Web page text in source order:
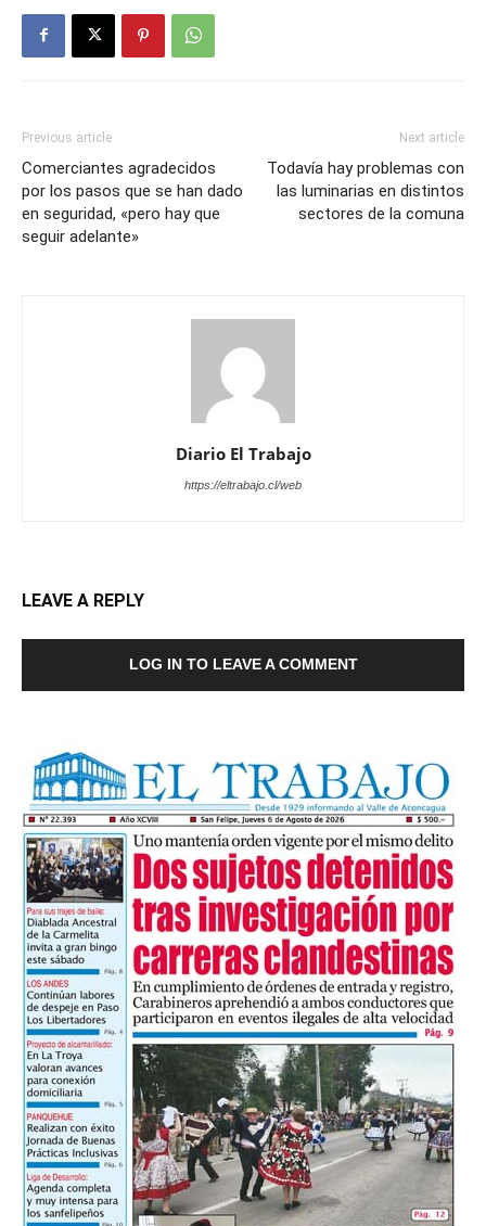
Previous article
Comerciantes agradecidos
por los pasos que se han dado
en seguridad, «pero hay que
seguir adelante»
Next article
Todavía hay problemas con
las luminarias en distintos
sectores de la comuna
Diario El Trabajo
https://eltrabajo.cl/web
LEAVE A REPLY
LOG IN TO LEAVE A COMMENT